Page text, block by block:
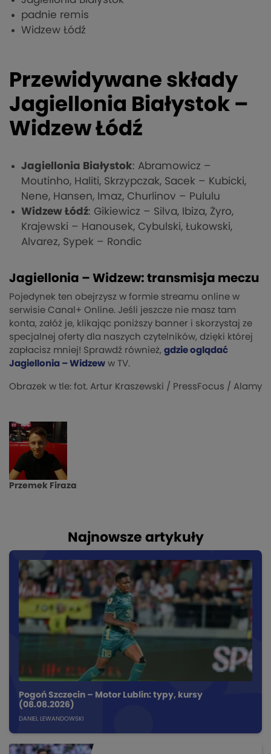
padnie remis
Widzew Łódź
Przewidywane składy
Jagiellonia Białystok –
Widzew Łódź
Jagiellonia Białystok: Abramowicz –
Moutinho, Haliti, Skrzypczak, Sacek – Kubicki,
Nene, Hansen, Imaz, Churlinov – Pululu
Widzew Łódź: Gikiewicz – Silva, Ibiza, Żyro,
Krajewski – Hanousek, Cybulski, Łukowski,
Alvarez, Sypek – Rondic
Jagiellonia – Widzew: transmisja meczu
Pojedynek ten obejrzysz w formie streamu online w
serwisie Canal+ Online. Jeśli jeszcze nie masz tam
konta, załóż je, klikając poniższy banner i skorzystaj ze
specjalnej oferty dla naszych czytelników, dzięki której
zapłacisz mniej! Sprawdź również, gdzie oglądać
Jagiellonia – Widzew w TV.
Obrazek w tle: fot. Artur Kraszewski / PressFocus / Alamy
Przemek Firaza
Najnowsze artykuły
Pogoń Szczecin – Motor Lublin: typy, kursy
(08.08.2026)
DANIEL LEWANDOWSKI